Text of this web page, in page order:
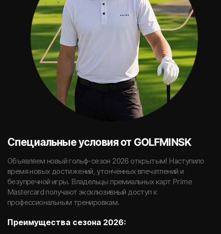
Специальные условия от GOLFMINSK
Объявляем новый гольф-сезон 2026 открытым! Наступило
время новых достижений, утончённых впечатлений и
безупречной игры. Владельцы премиальных карт Prime
Mastercard получают эксклюзивный доступ к
профессиональным тренировкам.
Преимущества сезона 2026: